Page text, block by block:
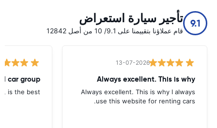
9.1 تأجير سيارة استعراض
قام عملاؤنا بتقييمنا على 9.1/ 10 من أصل 12842
13-07-2026
Always excellent. This is why
Always excellent. This is why I always
use this website for renting cars.
car group
is the best.